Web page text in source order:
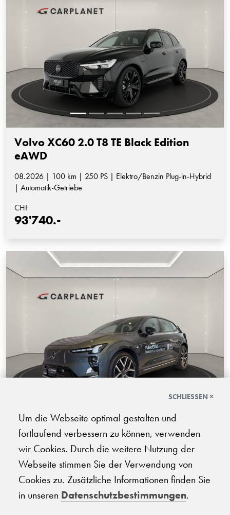
Volvo XC60 2.0 T8 TE Black Edition
eAWD
08.2026 | 100 km | 250 PS | Elektro/Benzin Plug-in-Hybrid
| Automatik-Getriebe
CHF
93'740.-
Volvo EX60 Twin Ultra AWD
07.2026 | 1'000 km | 510 PS | Elektro | Automatik-Getriebe
CHF
72'160.-
SCHLIESSEN ×
Um die Webseite optimal gestalten und
fortlaufend verbessern zu können, verwenden
wir Cookies. Durch die weitere Nutzung der
Webseite stimmen Sie der Verwendung von
Cookies zu. Zusätzliche Informationen finden Sie
in unseren Datenschutzbestimmungen.